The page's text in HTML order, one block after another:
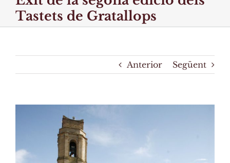
Tastets de Gratallops
Anterior Següent